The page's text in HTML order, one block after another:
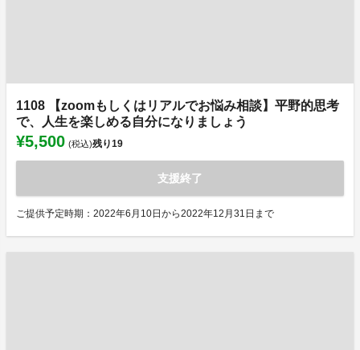
1108 【zoomもしくはリアルでお悩み相談】平野的思考
で、人生を楽しめる自分になりましょう
¥5,500 (税込)残り19
支援終了
ご提供予定時期：2022年6月10日から2022年12月31日まで